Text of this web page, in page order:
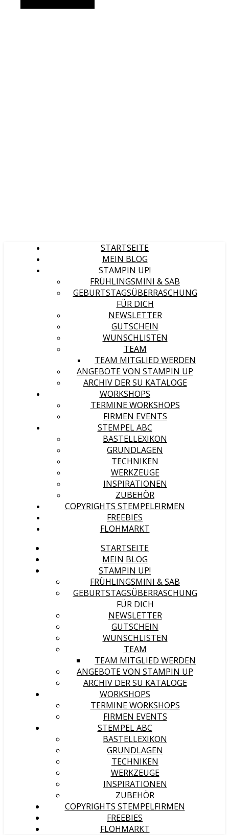
STARTSEITE
MEIN BLOG
STAMPIN UP!
FRÜHLINGSMINI & SAB
GEBURTSTAGSÜBERRASCHUNG
FÜR DICH
NEWSLETTER
GUTSCHEIN
WUNSCHLISTEN
TEAM
TEAM MITGLIED WERDEN
ANGEBOTE VON STAMPIN UP
ARCHIV DER SU KATALOGE
WORKSHOPS
TERMINE WORKSHOPS
FIRMEN EVENTS
STEMPEL ABC
BASTELLEXIKON
GRUNDLAGEN
TECHNIKEN
WERKZEUGE
INSPIRATIONEN
ZUBEHÖR
COPYRIGHTS STEMPELFIRMEN
FREEBIES
FLOHMARKT
STARTSEITE
MEIN BLOG
STAMPIN UP!
FRÜHLINGSMINI & SAB
GEBURTSTAGSÜBERRASCHUNG
FÜR DICH
NEWSLETTER
GUTSCHEIN
WUNSCHLISTEN
TEAM
TEAM MITGLIED WERDEN
ANGEBOTE VON STAMPIN UP
ARCHIV DER SU KATALOGE
WORKSHOPS
TERMINE WORKSHOPS
FIRMEN EVENTS
STEMPEL ABC
BASTELLEXIKON
GRUNDLAGEN
TECHNIKEN
WERKZEUGE
INSPIRATIONEN
ZUBEHÖR
COPYRIGHTS STEMPELFIRMEN
FREEBIES
FLOHMARKT